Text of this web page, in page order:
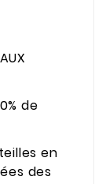
de
en
des